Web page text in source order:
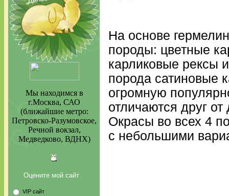
Мы находимся в
г.Москва, САО
(ближайшие метро:
Петровско-Разумовское,
Речной вокзал,
Медведково, ВДНХ)
Оцените мой сайт
VIP сайт
На основе
породы: цветные
карликовые рексы
порода сатиновые
огромную
отличаются друг
Окрасы во всех 4
с небольшими